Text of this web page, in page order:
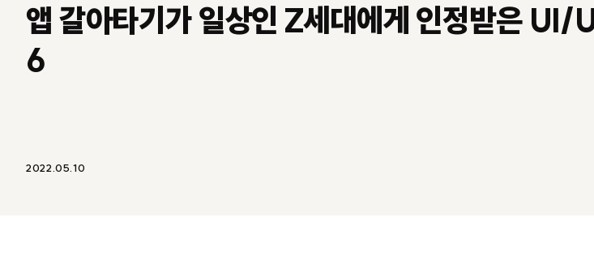
앱 갈아타기가 일상인 Z세대에게 인정받은 UI/
6
2022.05.10